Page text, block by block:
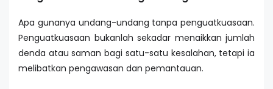
Apa gunanya undang-undang tanpa penguatkuasaan.
Penguatkuasaan bukanlah sekadar menaikkan jumlah
denda atau saman bagi satu-satu kesalahan, tetapi ia
melibatkan pengawasan dan pemantauan.